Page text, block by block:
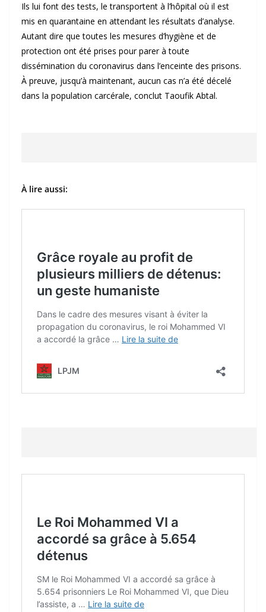
Ils lui font des tests, le transportent à l’hôpital où il est
mis en quarantaine en attendant les résultats d’analyse.
Autant dire que toutes les mesures d’hygiène et de
protection ont été prises pour parer à toute
dissémination du coronavirus dans l’enceinte des prisons.
À preuve, jusqu’à maintenant, aucun cas n’a été décelé
dans la population carcérale, conclut Taoufik Abtal.
À lire aussi: